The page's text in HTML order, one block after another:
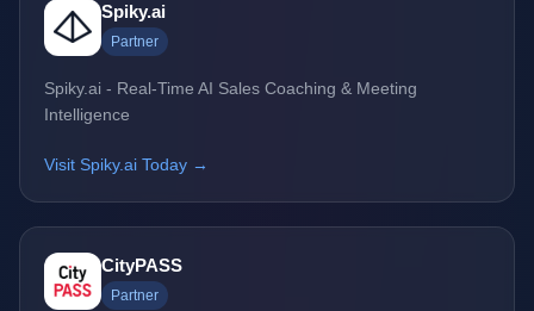
Spiky.ai
Partner
Spiky.ai - Real-Time AI Sales Coaching & Meeting
Intelligence
Visit Spiky.ai Today →
CityPASS
Partner